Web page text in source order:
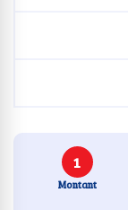
1
Montant